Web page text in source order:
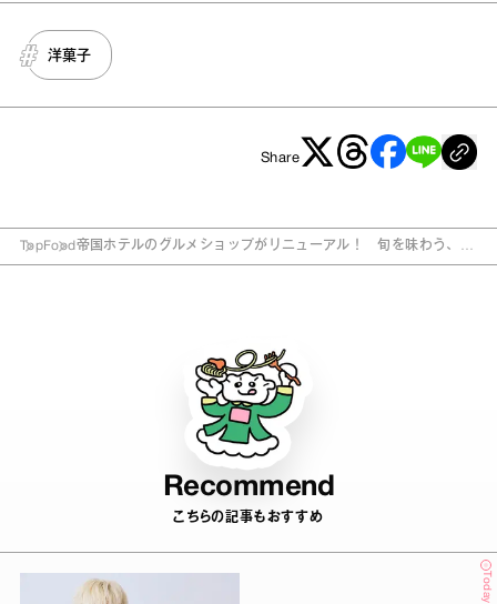
洋菓子
Share
TopFood帝国ホテルのグルメショップがリニューアル！ 旬を味わう、料
Recommend
こちらの記事もおすすめ